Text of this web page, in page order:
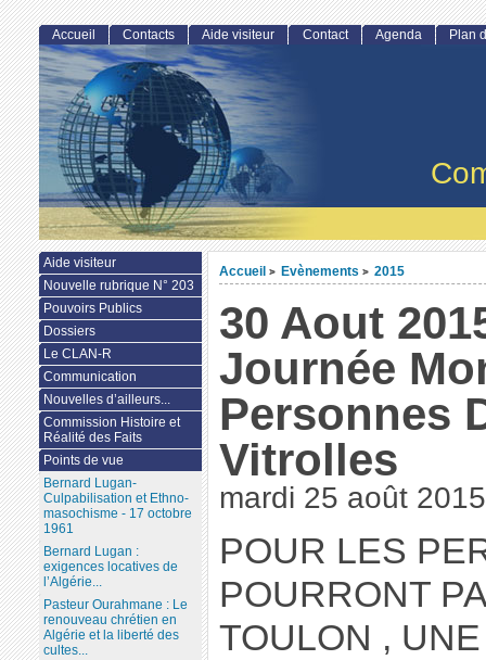
Accueil > Evènements > 2015
30 Aout
Journée
Personnes
Vitrolles
mardi 25 août 2015
POUR LES
POURRONT
TOULON ,
Accueil Contacts Aide visiteur Contact Agenda Plan
Aide visiteur
Nouvelle rubrique N° 203
Pouvoirs Publics
Dossiers
Le CLAN-R
Communication
Nouvelles d’ailleurs...
Commission Histoire et
Réalité des Faits
Points de vue
Bernard Lugan-
Culpabilisation et Ethno-
masochisme - 17 octobre
1961
Bernard Lugan :
exigences locatives de
l’Algérie...
Pasteur Ourahmane : Le
renouveau chrétien en
Algérie et la liberté des
cultes...